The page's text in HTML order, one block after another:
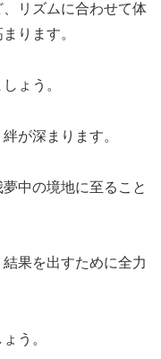
、リズムに合わせて体
ります。
ょう。
が深まります。
中の境地に至ること
果を出すために全力
う。